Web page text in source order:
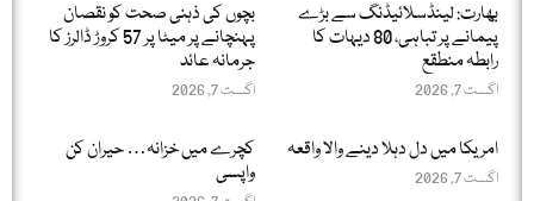
بھارت: لینڈسلائیڈنگ سے بڑے
پیمانے پر تباہی، 80 دیہات کا
رابطہ منطقع
اگست 7, 2026
بچوں کی ذہنی صحت کو نقصان
پہنچانے پر میٹا پر 57 کروڑ ڈالرز کا
جرمانہ عائد
اگست 7, 2026
امریکا میں دل دہلا دینے والا واقعہ
اگست 7, 2026
کچرے میں خزانہ… حیران کن
واپسی